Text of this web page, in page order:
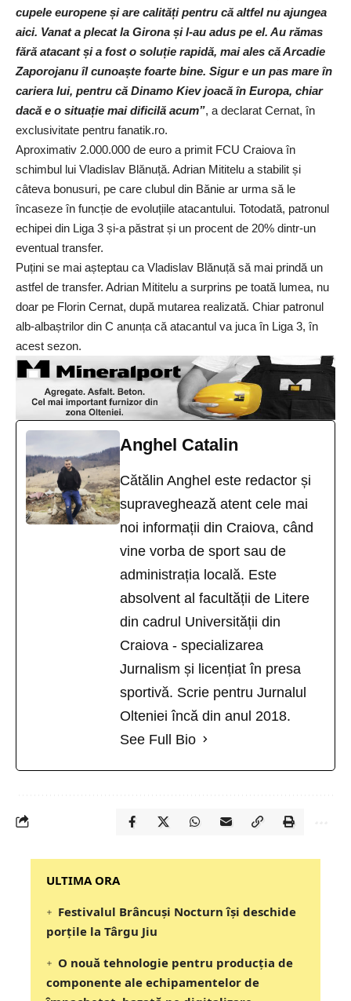
cupele europene și are calități pentru că altfel nu ajungea
aici. Vanat a plecat la Girona și l-au adus pe el. Au rămas
fără atacant și a fost o soluție rapidă, mai ales că Arcadie
Zaporojanu îl cunoaște foarte bine. Sigur e un pas mare în
cariera lui, pentru că Dinamo Kiev joacă în Europa, chiar
dacă e o situație mai dificilă acum”, a declarat Cernat, în
exclusivitate pentru fanatik.ro.
Aproximativ 2.000.000 de euro a primit FCU Craiova în
schimbul lui Vladislav Blănuță. Adrian Mititelu a stabilit și
câteva bonusuri, pe care clubul din Bănie ar urma să le
încaseze în funcție de evoluțiile atacantului. Totodată, patronul
echipei din Liga 3 și-a păstrat și un procent de 20% dintr-un
eventual transfer.
Puțini se mai așteptau ca Vladislav Blănuță să mai prindă un
astfel de transfer. Adrian Mititelu a surprins pe toată lumea, nu
doar pe Florin Cernat, după mutarea realizată. Chiar patronul
alb-albaștrilor din C anunța că atacantul va juca în Liga 3, în
acest sezon.
Anghel Catalin
Cătălin Anghel este redactor și
supraveghează atent cele mai
noi informații din Craiova, când
vine vorba de sport sau de
administrația locală. Este
absolvent al facultății de Litere
din cadrul Universității din
Craiova - specializarea
Jurnalism și licențiat în presa
sportivă. Scrie pentru Jurnalul
Olteniei încă din anul 2018.
See Full Bio
‎‎‎‎‎‎‎ULTIMA ORA
Festivalul Brâncuși Nocturn își deschide
porțile la Târgu Jiu
O nouă tehnologie pentru producția de
componente ale echipamentelor de